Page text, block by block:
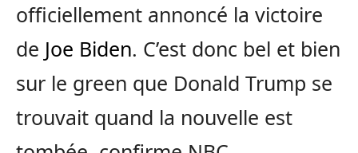
officiellement annoncé la victoire
de Joe Biden. C’est donc bel et bien
sur le green que Donald Trump se
trouvait quand la nouvelle est